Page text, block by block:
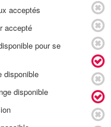
acceptés
accepté
pour se
disponible
disponible